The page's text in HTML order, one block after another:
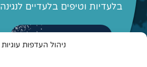
ניהול העדפות עוגיות
בלעדיות וטיפים בלעדיים לנגינה
לפרטים והצטרפות